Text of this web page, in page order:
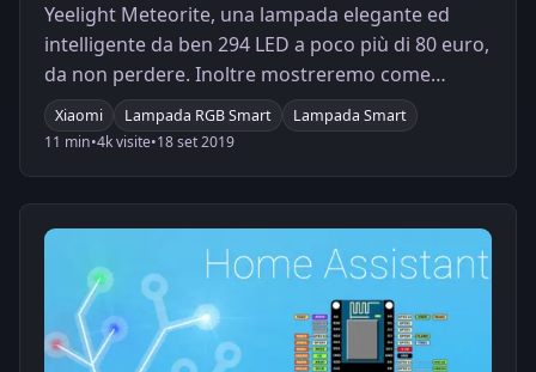
Yeelight Meteorite, una lampada elegante ed
intelligente da ben 294 LED a poco più di 80 euro,
da non perdere. Inoltre mostreremo come
integrarla in Home Assistant.
Xiaomi Lampada RGB Smart
Lampada Smart
11 min•4k visite•18 set 2019